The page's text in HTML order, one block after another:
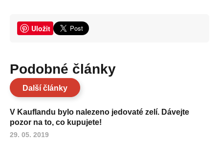
Uložit
Podobné články
Další články
V Kauflandu bylo nalezeno jedovaté zelí. Dávejte
pozor na to, co kupujete!
29. 05. 2019